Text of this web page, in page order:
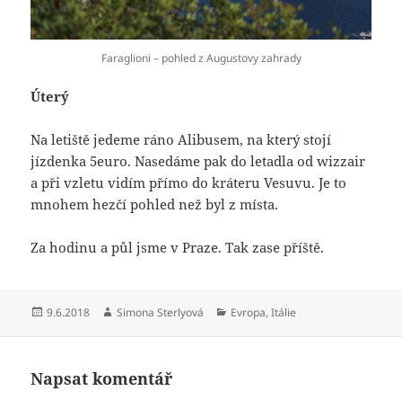
Faraglioni – pohled z Augustovy zahrady
Úterý
Na letiště jedeme ráno Alibusem, na který stojí
jízdenka 5euro. Nasedáme pak do letadla od wizzair
a při vzletu vidím přímo do kráteru Vesuvu. Je to
mnohem hezčí pohled než byl z místa.
Za hodinu a půl jsme v Praze. Tak zase příště.
Publikováno:
9.6.2018 Autor:
Simona Sterlyová Rubriky:
Evropa,Itálie
Napsat komentář